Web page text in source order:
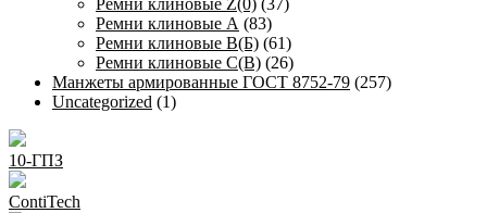
Ремни клиновые Z(0) (37)
Ремни клиновые А (83)
Ремни клиновые В(Б) (61)
Ремни клиновые С(В) (26)
Манжеты армированные ГОСТ 8752-79 (257)
Uncategorized (1)
10-ГПЗ
ContiTech